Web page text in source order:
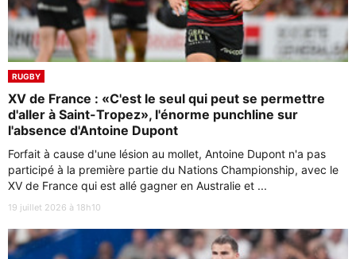
RUGBY
XV de France : «C'est le seul qui peut se permettre
d'aller à Saint-Tropez», l'énorme punchline sur
l'absence d'Antoine Dupont
Forfait à cause d'une lésion au mollet, Antoine Dupont n'a pas
participé à la première partie du Nations Championship, avec le
XV de France qui est allé gagner en Australie et ...
19 juillet 2026 à 18h10